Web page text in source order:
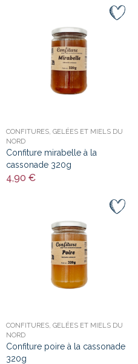
CONFITURES, GELÉES ET MIELS DU
NORD
Confiture mirabelle à la
cassonade 320g
4,90 €
CONFITURES, GELÉES ET MIELS DU
NORD
Confiture poire à la cassonade
320g